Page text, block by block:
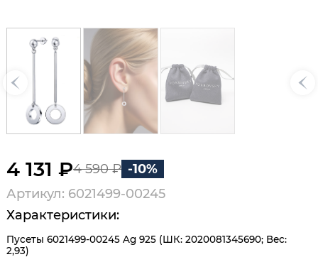
4 131 ₽4 590 ₽ -10%
Артикул: 6021499-00245
Характеристики:
Пусеты 6021499-00245 Ag 925 (ШК: 2020081345690; Вес:
2,93)